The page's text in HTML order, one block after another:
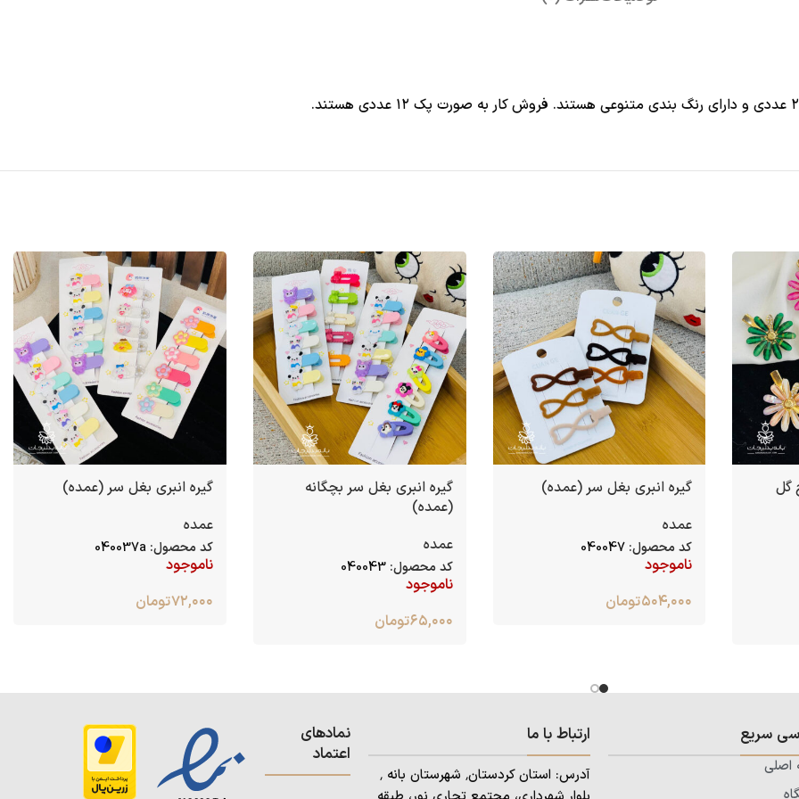
گل
گیره انبری بغل سر (عمده)
عمده
کد محصول: 040047
ناموجود
۵۰۴,۰۰۰تومان
گیره انبری بغل سر بچگانه
(عمده)
عمده
کد محصول:040043
ناموجود
۶۵,۰۰۰تومان
گیره انبری بغل سر (عمده)
عمده
کد محصول:040037a
ناموجود
۷۲,۰۰۰تومان
سریع
اصلی
ارتباط با ما
آدرس: استان کردستان٬ شهرستان بانه ٬
نمادهای
اعتماد